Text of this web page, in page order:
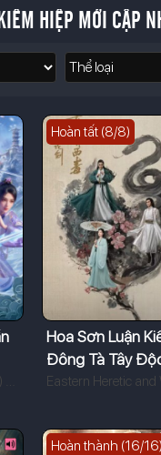
HIỆP MỚI CẬP
Jun You Yun (Season 2) (2025)
Hoàn tất (8/8)
Hoa Sơn Luận
Đông Tà Tây
Hoàn thành (16/16)